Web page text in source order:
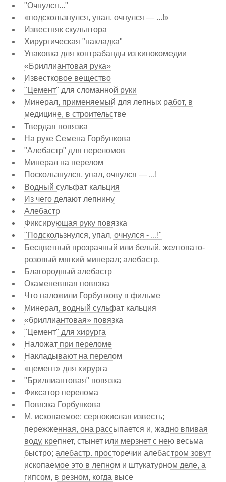
"Очнулся..."
«подскользнулся, упал, очнулся — ...!»
Известняк скульптора
Хирургическая "накладка"
Упаковка для контрабанды из кинокомедии
«Бриллиантовая рука»
Известковое вещество
"Цемент" для сломанной руки
Минерал, применяемый для лепных работ, в
медицине, в строительстве
Твердая повязка
На руке Семена Горбункова
"Алебастр" для переломов
Минерал на перелом
Поскользнулся, упал, очнулся — ...!
Водный сульфат кальция
Из чего делают лепнину
Алебастр
Фиксирующая руку повязка
"Подскользнулся, упал, очнулся - ...!"
Бесцветный прозрачный или белый, желтовато-
розовый мягкий минерал; алебастр.
Благородный алебастр
Окаменевшая повязка
Что наложили Горбункову в фильме
Минерал, водный сульфат кальция
«бриллиантовая» повязка
"Цемент" для хирурга
Наложат при переломе
Накладывают на перелом
«цемент» для хирурга
"Бриллиантовая" повязка
Фиксатор перелома
Повязка Горбункова
М. ископаемое: сернокислая известь;
пережженная, она рассыпается и, жадно впивая
воду, крепнет, стынет или мерзнет с нею весьма
быстро; алебастр. просторечии алебастром зовут
ископаемое это в лепном и штукатурном деле, а
гипсом, в резном, когда высе